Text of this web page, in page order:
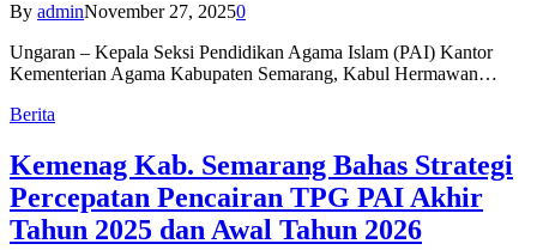
By adminNovember 27, 20250
Ungaran – Kepala Seksi Pendidikan Agama Islam (PAI) Kantor
Kementerian Agama Kabupaten Semarang, Kabul Hermawan…
Berita
Kemenag Kab. Semarang Bahas Strategi
Percepatan Pencairan TPG PAI Akhir
Tahun 2025 dan Awal Tahun 2026